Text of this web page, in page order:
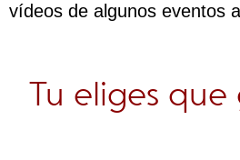
vídeos de algunos eventos
Tu eliges